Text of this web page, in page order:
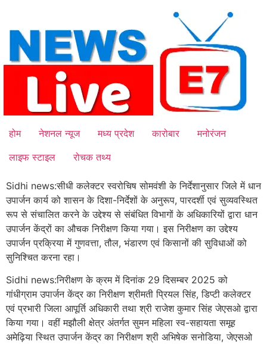
content
होम नेशनल न्यूज मध्य प्रदेश कारोबार
मनोरंजन
लाइफ स्टाइल
रोचक तथ्य
Sidhi news:सीधी कलेक्टर स्वरोचिष सोमवंशी के निर्देशानुसार जिले में धान
उपार्जन कार्य को शासन के दिशा-निर्देशों के अनुरूप, पारदर्शी एवं सुव्यवस्थित
रूप से संचालित करने के उद्देश्य से संबंधित विभागों के अधिकारियों द्वारा धान
उपार्जन केंद्रों का औचक निरीक्षण किया गया। इस निरीक्षण का उद्देश्य
उपार्जन प्रक्रिया में गुणवत्ता, तौल, भंडारण एवं किसानों की सुविधाओं को
सुनिश्चित करना रहा।
Sidhi news:निरीक्षण के क्रम में दिनांक 29 दिसम्बर 2025 को
गांधीग्राम उपार्जन केंद्र का निरीक्षण श्रीमती प्रियल सिंह, डिप्टी कलेक्टर
एवं प्रभारी जिला आपूर्ति अधिकारी तथा श्री राजेश कुमार सिंह जेएसओ द्वारा
किया गया। वहीं मझौली क्षेत्र अंतर्गत सुमन महिला स्व-सहायता समूह
अमेढ़िया स्थित उपार्जन केंद्र का निरीक्षण श्री अभिषेक सनोडिया, जेएसओ